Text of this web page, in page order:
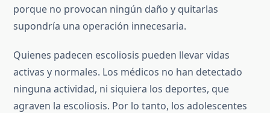
porque no provocan ningún daño y quitarlas
supondría una operación innecesaria.
Quienes padecen escoliosis pueden llevar vidas
activas y normales. Los médicos no han detectado
ninguna actividad, ni siquiera los deportes, que
agraven la escoliosis. Por lo tanto, los adolescentes